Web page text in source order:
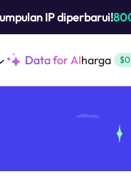
IP diperbarui!
Data for AIharga